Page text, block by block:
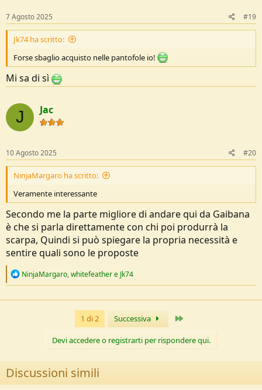
s
:
7 Agosto 2025 #19
Jk74 ha scritto:
Forse sbaglio acquisto nelle pantofole io!
Mi sa di sì
J Jac
10 Agosto 2025 #20
NinjaMargaro ha scritto:
Veramente interessante
Secondo me la parte migliore di andare qui da Gaibana
è che si parla direttamente con chi poi produrrà la
scarpa, Quindi si può spiegare la propria necessità e
sentire quali sono le proposte
R
c
NinjaMargaro,whitefeathere Jk74
1 di 2 Successiva
Devi accedere o registrarti per rispondere qui.
Discussioni simili